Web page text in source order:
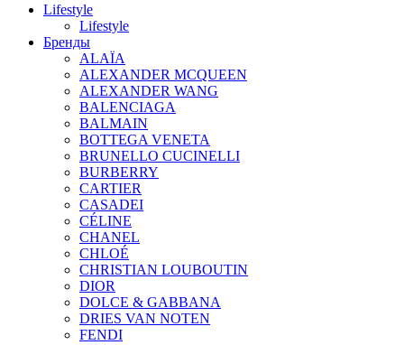
Lifestyle
Lifestyle
Бренды
ALAÏA
ALEXANDER MCQUEEN
ALEXANDER WANG
BALENCIAGA
BALMAIN
BOTTEGA VENETA
BRUNELLO CUCINELLI
BURBERRY
CARTIER
CASADEI
CÉLINE
CHANEL
CHLOÉ
CHRISTIAN LOUBOUTIN
DIOR
DOLCE & GABBANA
DRIES VAN NOTEN
FENDI